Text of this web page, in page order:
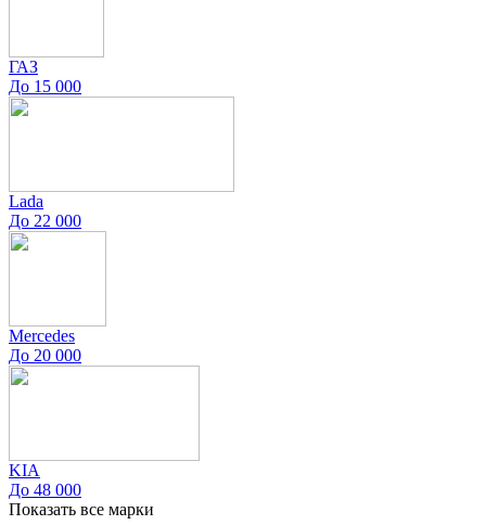
ГАЗ
До 15 000
Lada
До 22 000
Mercedes
До 20 000
KIA
До 48 000
Показать все марки